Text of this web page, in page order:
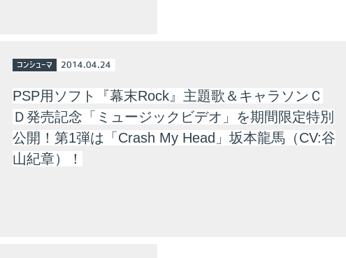
コンシューマ 2014.04.24
PSP用ソフト『幕末Rock』主題歌＆キャラソンＣ
Ｄ発売記念「ミュージックビデオ」を期間限定特別
公開！第1弾は「Crash My Head」坂本龍馬（CV:谷
山紀章）！